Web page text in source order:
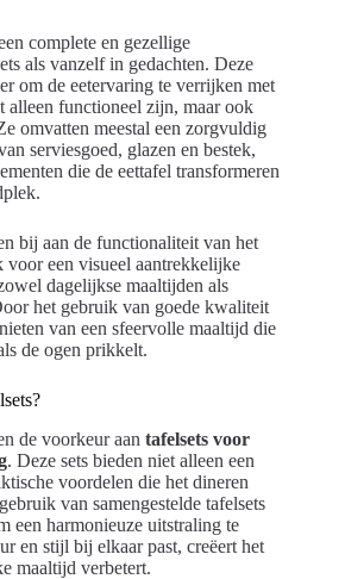
complete en gezellige
als vanzelf in gedachten. Deze
om de eetervaring te verrijken met
alleen functioneel zijn, maar ook
omvatten meestal een zorgvuldig
serviesgoed, glazen en bestek,
die de eettafel transformeren
bij aan de functionaliteit van het
voor een visueel aantrekkelijke
dagelijkse maaltijden als
het gebruik van goede kwaliteit
van een sfeervolle maaltijd die
de ogen prikkelt.
de voorkeur aan tafelsets voor
. Deze sets bieden niet alleen een
voordelen die het dineren
van samengestelde tafelsets
een harmonieuze uitstraling te
en stijl bij elkaar past, creëert het
maaltijd verbetert.